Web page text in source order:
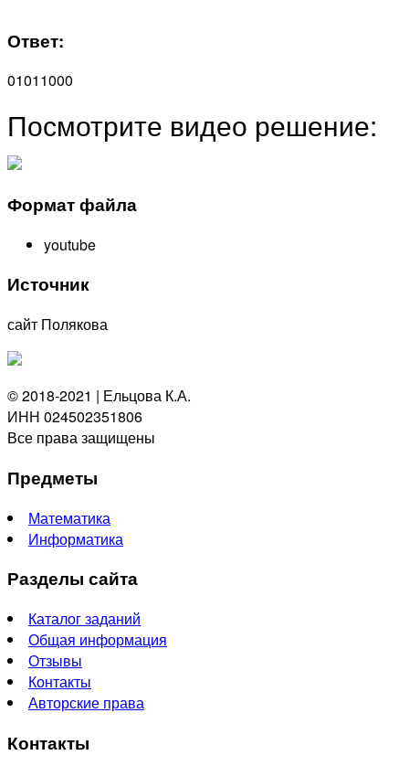
Ответ:
01011000
Посмотрите видео решение:
Формат файла
youtube
Источник
сайт Полякова
© 2018-2021 | Ельцова К.А.
ИНН 024502351806
Все права защищены
Предметы
Математика
Информатика
Разделы сайта
Каталог заданий
Общая информация
Отзывы
Контакты
Авторские права
Контакты